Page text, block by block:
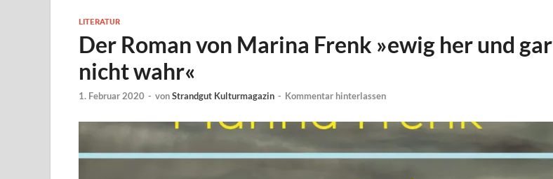
LITERATUR
Der Roman von Marina Frenk »ewig her und gar
nicht wahr«
1. Februar 2020 - vonStrandgut Kulturmagazin - Kommentar hinterlassen